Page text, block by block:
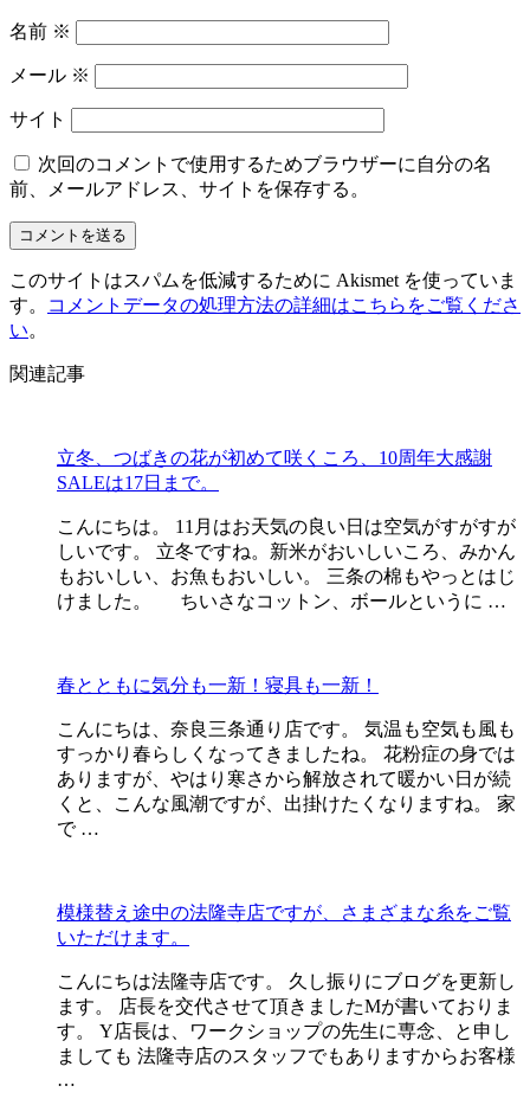
名前 ※
メール ※
サイト
次回のコメントで使用するためブラウザーに自分の名
前、メールアドレス、サイトを保存する。
このサイトはスパムを低減するために Akismet を使っていま
す。
コメントデータの処理方法の詳細はこちらをご覧くださ
い。
関連記事
立冬、つばきの花が初めて咲くころ、10周年大感謝
SALEは17日まで。
こんにちは。 11月はお天気の良い日は空気がすがすが
しいです。 立冬ですね。新米がおいしいころ、みかん
もおいしい、お魚もおいしい。 三条の棉もやっとはじ
けました。 ちいさなコットン、ボールというに …
春とともに気分も一新！寝具も一新！
こんにちは、奈良三条通り店です。 気温も空気も風も
すっかり春らしくなってきましたね。 花粉症の身では
ありますが、やはり寒さから解放されて暖かい日が続
くと、こんな風潮ですが、出掛けたくなりますね。 家
で …
模様替え途中の法隆寺店ですが、さまざまな糸をご覧
いただけます。
こんにちは法隆寺店です。 久し振りにブログを更新し
ます。 店長を交代させて頂きましたMが書いておりま
す。 Y店長は、ワークショップの先生に専念、と申し
ましても 法隆寺店のスタッフでもありますからお客様
…